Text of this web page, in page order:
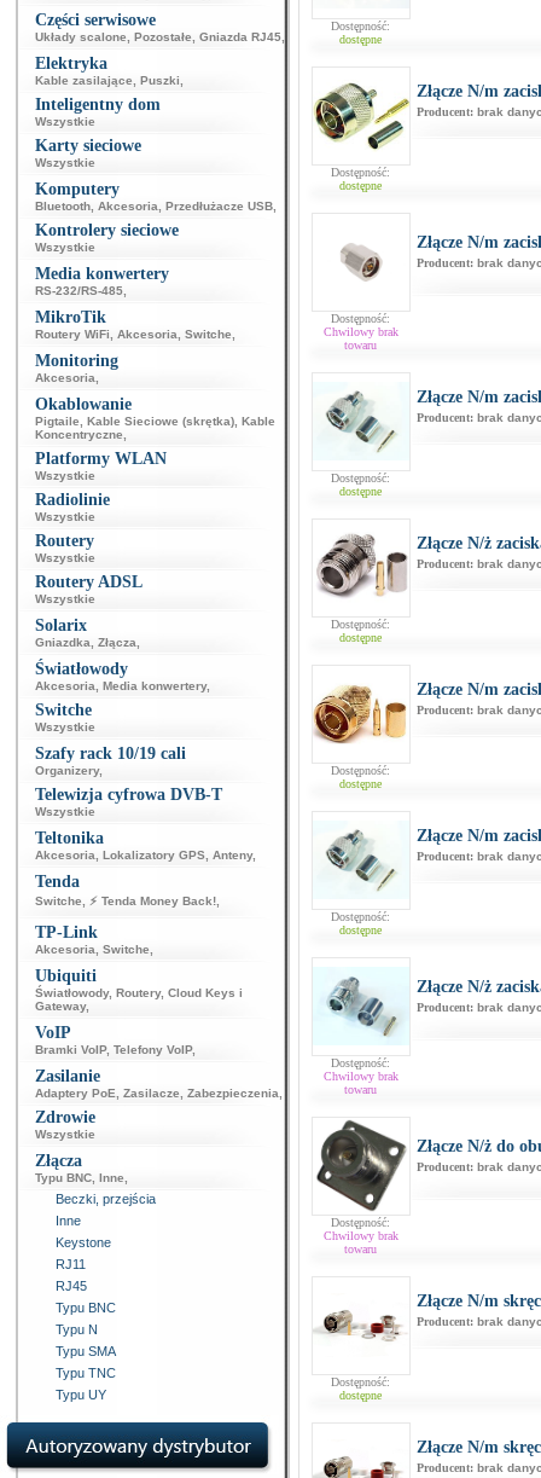
Części serwisowe
Układy scalone Pozostałe Gniazda RJ45
Elektryka
Kable zasilające Puszki
Inteligentny dom
Wszystkie
Karty sieciowe
Wszystkie
Komputery
Bluetooth Akcesoria Przedłużacze USB
Kontrolery sieciowe
Wszystkie
Media konwertery
RS-232/RS-485
MikroTik
Routery WiFi Akcesoria Switche
Monitoring
Akcesoria
Okablowanie
Pigtaile Kable Sieciowe (skrętka) Kable
Koncentryczne
Platformy WLAN
Wszystkie
Radiolinie
Wszystkie
Routery
Wszystkie
Routery ADSL
Wszystkie
Solarix
Gniazdka Złącza
Światłowody
Akcesoria Media konwertery,
Switche
Wszystkie
Szafy rack 10/19 cali
Organizery,
Telewizja cyfrowa DVB-T
Wszystkie
Teltonika
Akcesoria Lokalizatory GPS Anteny,
Tenda
Switche ⚡ Tenda Money Back!
TP-Link
Akcesoria Switche
Ubiquiti
Światłowody, Routery, Cloud Keys i
Gateway,
VoIP
Bramki VoIP, Telefony VoIP,
Zasilanie
Adaptery PoE Zasilacze Zabezpieczenia
Zdrowie
Wszystkie
Złącza
Typu BNC Inne
Beczki, przejścia
Inne
Keystone
RJ11
RJ45
Typu BNC
Typu N
Typu SMA
Typu TNC
Typu UY
Dostępność:
dostępne
Dostępność:
dostępne
Złącze N/m
Producent: brak
Dostępność:
Chwilowy brak
towaru
Złącze N/m
Producent: brak
Dostępność:
dostępne
Złącze N/m
Producent: brak
Dostępność:
dostępne
Złącze N/ż
Producent: brak
Dostępność:
dostępne
Złącze N/m
Producent: brak
Dostępność:
dostępne
Złącze N/m
Producent: brak
Dostępność:
Chwilowy brak
towaru
Złącze N/ż
Producent: brak
Dostępność:
Chwilowy brak
towaru
Złącze N/ż do
Producent: brak
Dostępność:
dostępne
Złącze N/m
Producent: brak
Złącze N/m
Producent: brak